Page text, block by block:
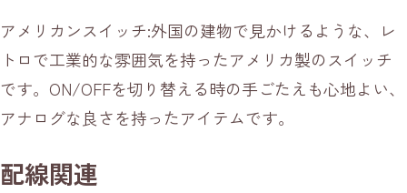
アメリカンスイッチ:外国の建物で見かけるような、レ
トロで工業的な雰囲気を持ったアメリカ製のスイッチ
です。ON/OFFを切り替える時の手ごたえも心地よい、
アナログな良さを持ったアイテムです。
配線関連